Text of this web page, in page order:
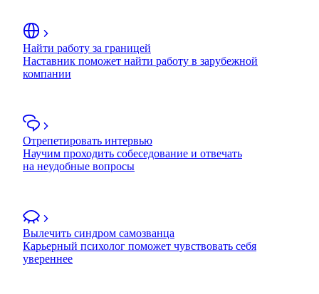
Найти работу за границей
Наставник поможет найти работу в зарубежной
компании
Отрепетировать интервью
Научим проходить собеседование и отвечать
на неудобные вопросы
Вылечить синдром самозванца
Карьерный психолог поможет чувствовать себя
увереннее